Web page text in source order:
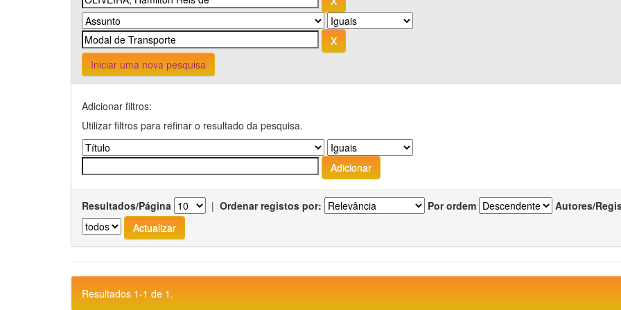
Iniciar uma nova pesquisa
Adicionar filtros:
Utilizar filtros para refinar o resultado da pesquisa.
Resultados/Página | Ordenar registos por: Por ordem Autores/
Resultados 1-1 de 1.